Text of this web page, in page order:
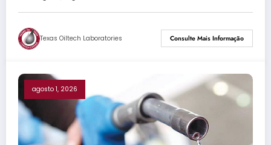
Texas Oiltech Laboratories Consulte Mais Informação
agosto 1, 2026